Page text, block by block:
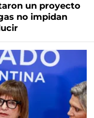
un proyecto
no impidan